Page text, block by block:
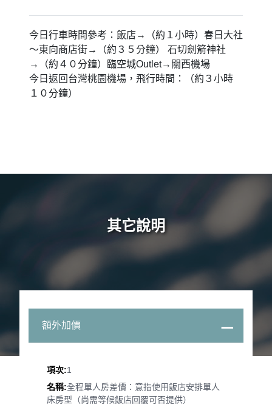
邪、學業、姻緣、求子等等，「石切劍箭神社」它是一所外國
切」、「腫瘤的神明」等別稱。
【特別推薦】東向商店街
來奈良除了找小鹿至當然不可以錯過商店與美食，近鐵奈良站
旁的，東向商店街，是奈良市區裡最熱鬧的商店街之一，因為
乘巴士僅約15分鐘，此區匯集約210家精品、名牌店是相當有
特殊安排：春日大社、石切劍箭神社
今日景點會隨當團狀況作前後日行程調動，不便之
處、敬請見諒，謝謝。
貼心提醒
～東向商店街→（約３５分鐘） 石切劍箭神社
→（約４０分鐘）臨空城Outlet→關西機場
今日返回台灣桃園機場，飛行時間：（約３小時